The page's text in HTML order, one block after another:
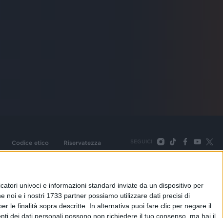
univoci e informazioni standard inviate da un dispositivo per
noi e i nostri 1733 partner possiamo utilizzare dati precisi di
le finalità sopra descritte. In alternativa puoi fare clic per negare il
dei dati personali possono non richiedere il tuo consenso, ma hai il
Codice etico Riservatezza SEGUICI